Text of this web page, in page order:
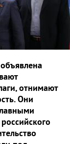
отнимают
Они